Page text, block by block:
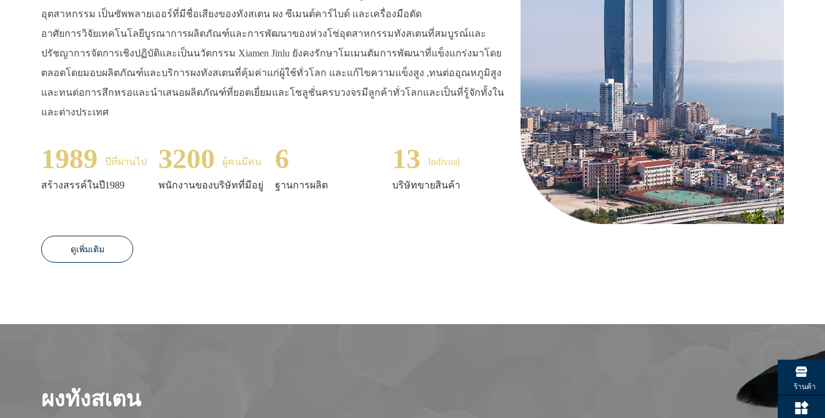
อุตสาหกรรม เป็นซัพพลายเออร์ที่มีชื่อเสียงของทังสเตน ผง ซีเมนต์คาร์ไบด์ และเครื่องมือตัด
อาศัยการวิจัยเทคโนโลยีบูรณาการผลิตภัณฑ์และการพัฒนาของห่วงโซ่อุตสาหกรรมทังสเตนที่สมบูรณ์และ
ปรัชญาการจัดการเชิงปฏิบัติและเป็นนวัตกรรม Xiamen Jinlu ยังคงรักษาโมเมนตัมการพัฒนาที่แข็งแกร่งมาโดย
ตลอดโดยมอบผลิตภัณฑ์และบริการผงทังสเตนที่คุ้มค่าแก่ผู้ใช้ทั่วโลก และแก้ไขความแข็งสูง ,ทนต่ออุณหภูมิสูง
และทนต่อการสึกหรอและนำเสนอผลิตภัณฑ์ที่ยอดเยี่ยมและโซลูชั่นครบวงจรมีลูกค้าทั่วโลกและเป็นที่รู้จักทั้งใน
และต่างประเทศ
1989 ปีที่ผ่านไป
สร้างสรรค์ในปี1989
3200 ผู้คนมีคน
พนักงานของบริษัทที่มีอยู่
6
ฐานการผลิต
13 Indivual
บริษัทขายสินค้า
ดูเพิ่มเติม
ผงทังสเตน ร้านค้า